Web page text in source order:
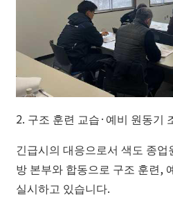
2. 구조 훈련 교습·예비 원동기
긴급시의 대응으로서 색도 종
방 본부와 합동으로 구조 훈련,
실시하고 있습니다.